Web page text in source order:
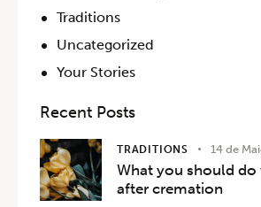
Traditions
Uncategorized
Your Stories
Recent Posts
TRADITIONS 14 de
What you should do
after cremation